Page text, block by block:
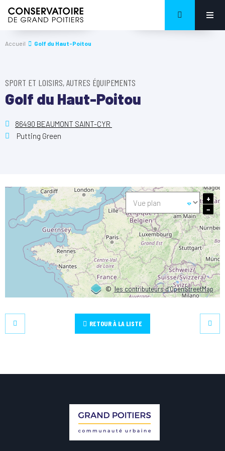
Accueil Golf du Haut-Poitou
SPORT ET LOISIRS, AUTRES ÉQUIPEMENTS
Golf du Haut-Poitou
86490 BEAUMONT SAINT-CYR
Putting Green
©les contributeurs d’OpenStreetMap
+
−
RETOUR À LA LISTE